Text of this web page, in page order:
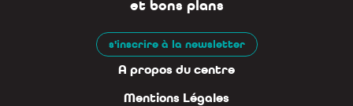
et bons plans
s'inscrire à la newsletter
A propos du centre
Mentions Légales